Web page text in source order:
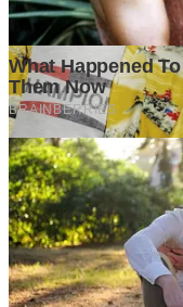
Ditulis oleh
Penyuka detail yang
Bertugas merangkai ide
setiap titik dan koma
membacamu
Komentar ( 0 )